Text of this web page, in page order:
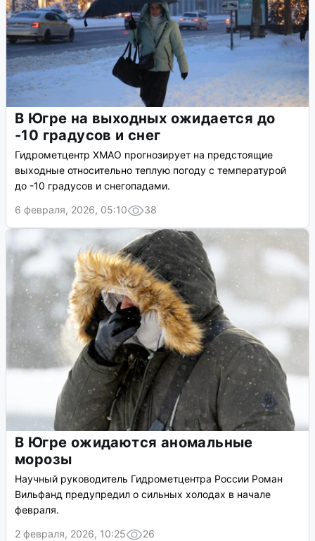
В Югре на выходных ожидается до
-10 градусов и снег
Гидрометцентр ХМАО прогнозирует на предстоящие
выходные относительно теплую погоду с температурой
до -10 градусов и снегопадами.
6 февраля, 2026, 05:10
38
В Югре ожидаются аномальные
морозы
Научный руководитель Гидрометцентра России Роман
Вильфанд предупредил о сильных холодах в начале
февраля.
2 февраля, 2026, 10:25
26